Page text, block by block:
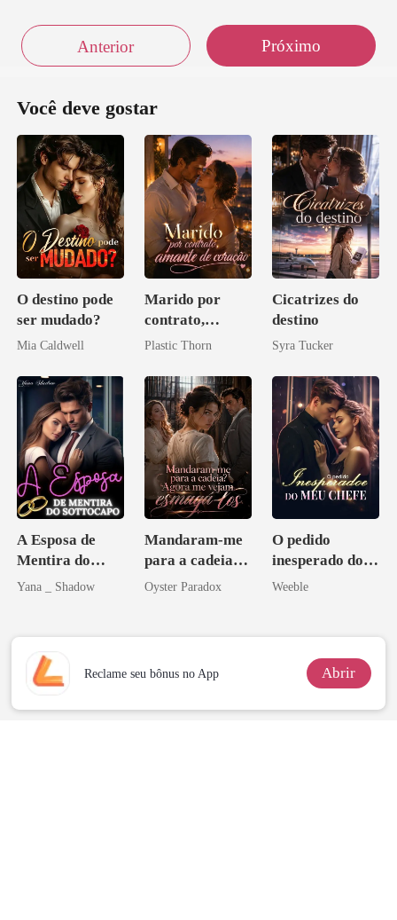
Anterior Próximo
Você deve gostar
O destino pode
ser mudado?
Mia Caldwell
Marido por
contrato,
amante de
Plastic Thorn
Cicatrizes do
destino
Syra Tucker
A Esposa de
Mentira do
Sottocapo
Yana _ Shadow
Mandaram-me
para a cadeia?
Agora me
Oyster Paradox
O pedido
inesperado do
meu chefe
Weeble
Reclame seu bônus no App Abrir